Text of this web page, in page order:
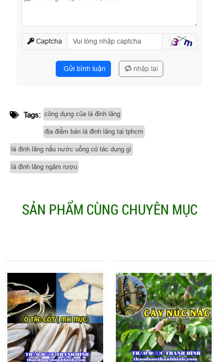
Captcha
Gửi bình luận nhập lại
Tags: công dụng của lá đinh lăng
địa điểm bán lá đinh lăng tại tphcm
lá đinh lăng nấu nước uống có tác dụng gì
lá đinh lăng ngâm rượu
SẢN PHẨM CÙNG CHUYÊN MỤC